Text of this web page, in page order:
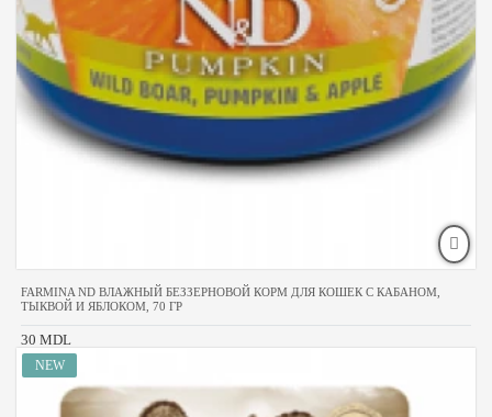
FARMINA ND ВЛАЖНЫЙ БЕЗЗЕРНОВОЙ КОРМ ДЛЯ КОШЕК С КАБАНОМ,
ТЫКВОЙ И ЯБЛОКОМ, 70 ГР
30 MDL